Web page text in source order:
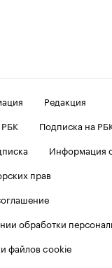
Редакция
Подписка на
Информация
прав
обработки
файлов cookie